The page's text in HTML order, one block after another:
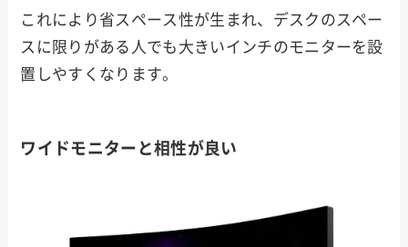
これにより省スペース性が生まれ、デスクのスペー
スに限りがある人でも大きいインチのモニターを設
置しやすくなります。
ワイドモニターと相性が良い